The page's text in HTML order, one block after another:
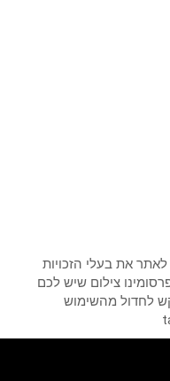
לאתר את בעלי הזכויות
צילום שיש לכם
לחדול מהשימוש